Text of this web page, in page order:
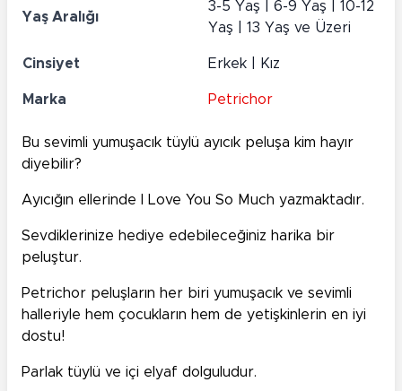
Yaş Aralığı
3-5 Yaş | 6-9 Yaş | 10-12
Yaş | 13 Yaş ve Üzeri
Cinsiyet Erkek | Kız
Marka Petrichor
Bu sevimli yumuşacık tüylü ayıcık peluşa kim hayır
diyebilir?
Ayıcığın ellerinde I Love You So Much yazmaktadır.
Sevdiklerinize hediye edebileceğiniz harika bir
peluştur.
Petrichor peluşların her biri yumuşacık ve sevimli
halleriyle hem çocukların hem de yetişkinlerin en iyi
dostu!
Parlak tüylü ve içi elyaf dolguludur.